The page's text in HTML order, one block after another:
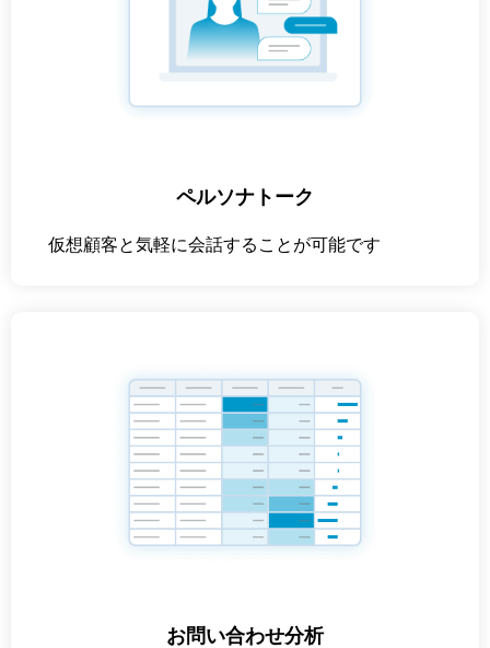
お問い合わせ分析
ペルソナトーク
仮想顧客と気軽に会話することが可能です